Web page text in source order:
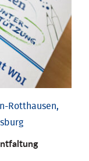
Rotthausen,